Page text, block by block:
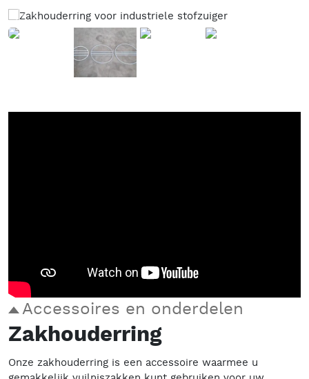
Accessoires en onderdelen
Zakhouderring
Onze zakhouderring is een accessoire waarmee u